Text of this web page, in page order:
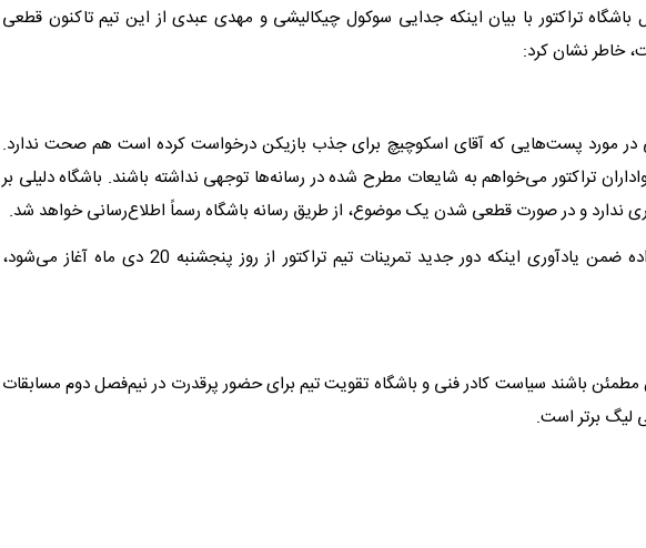
باشگاه تراکتور با بیان اینکه جدایی سوکول چیکالیشی و مهدی عبدی از این تیم تاکنون قطعی
خاطر نشان کرد:
در مورد پست‌هایی که آقای اسکوچیچ برای جذب بازیکن درخواست کرده است هم صحت ندارد.
تراکتور می‌خواهم به شایعات مطرح شده در رسانه‌ها توجهی نداشته باشند. باشگاه دلیلی بر
ندارد و در صورت قطعی شدن یک موضوع، از طریق رسانه باشگاه رسماً اطلاع‌رسانی خواهد شد.
مظفری‌زاده ضمن یادآوری اینکه دور جدید تمرینات تیم تراکتور از روز پنجشنبه 20 دی ماه آغاز می‌شود،
مطمئن باشند سیاست کادر فنی و باشگاه تقویت تیم برای حضور پرقدرت در نیم‌فصل دوم مسابقات
لیگ برتر است.